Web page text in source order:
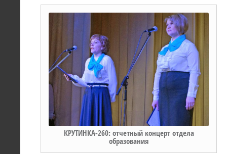
КРУТИНКА-260: отчетный концерт отдела
образования